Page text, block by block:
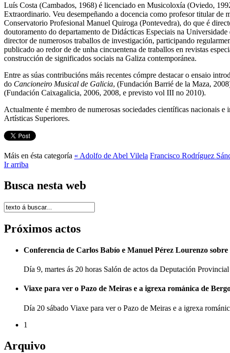
Luís Costa (Cambados, 1968) é licenciado en Musicoloxía (Oviedo,
Extraordinario. Veu desempeñando a docencia como profesor titular de
Conservatorio Profesional Manuel Quiroga (Pontevedra), do que é
doutoramento do departamento de Didácticas Especiais na
director de numerosos traballos de investigación, participando
publicado ao redor de de unha cincuentena de traballos en revistas
construcción de significados sociais na Galiza contemporánea.
Entre as súas contribucións máis recentes cómpre destacar o ensaio
do Cancioneiro Musical de Galicia, (Fundación Barrié de la Maza,
(Fundación Caixagalicia, 2006, 2008, e previsto vol III no 2010).
Actualmente é membro de numerosas sociedades científicas nacionais
Artísticas Superiores.
Máis en ésta categoría « Adolfo de Abel Vilela Francisco Rodríguez
Ir arriba
Busca nesta web
Próximos actos
Conferencia de Carlos Babío e Manuel Pérez Lourenzo
Día 9, martes ás 20 horas Salón de actos da Deputación
Viaxe para ver o Pazo de Meiras e a igrexa románica de
Día 20 sábado Viaxe para ver o Pazo de Meiras e a igrexa
1
Arquivo